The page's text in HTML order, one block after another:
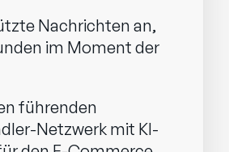
Nachrichten an,
im Moment der
führenden
Netzwerk mit KI-